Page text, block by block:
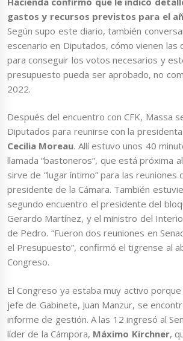
gastos y recursos previstos para el
Según supo este diario, también
escenario en Diputados, cómo vienen las
para conseguir los votos necesarios y
presupuesto pueda ser aprobado, no
2022.
Después del encuentro con CFK, Massa
Diputados para reunirse con la
Cecilia Moreau. Allí estuvo unos 40
llamada “bastoneros”, que está próxima
sirve de “lugar íntimo” para las reuniones
presidente de la Cámara. También
segundo encuentro el presidente del
Gerardo Martínez, y el ministro del
de Pedro. “Fueron dos reuniones en
el Presupuesto”, confirmó el tigrense al
Congreso.
El Congreso ya estaba muy activo
jefe de Gabinete, Juan Manzur, se
informe de gestión. A las 12 ingresó al
líder de la Cámpora, Máximo Kirchner,